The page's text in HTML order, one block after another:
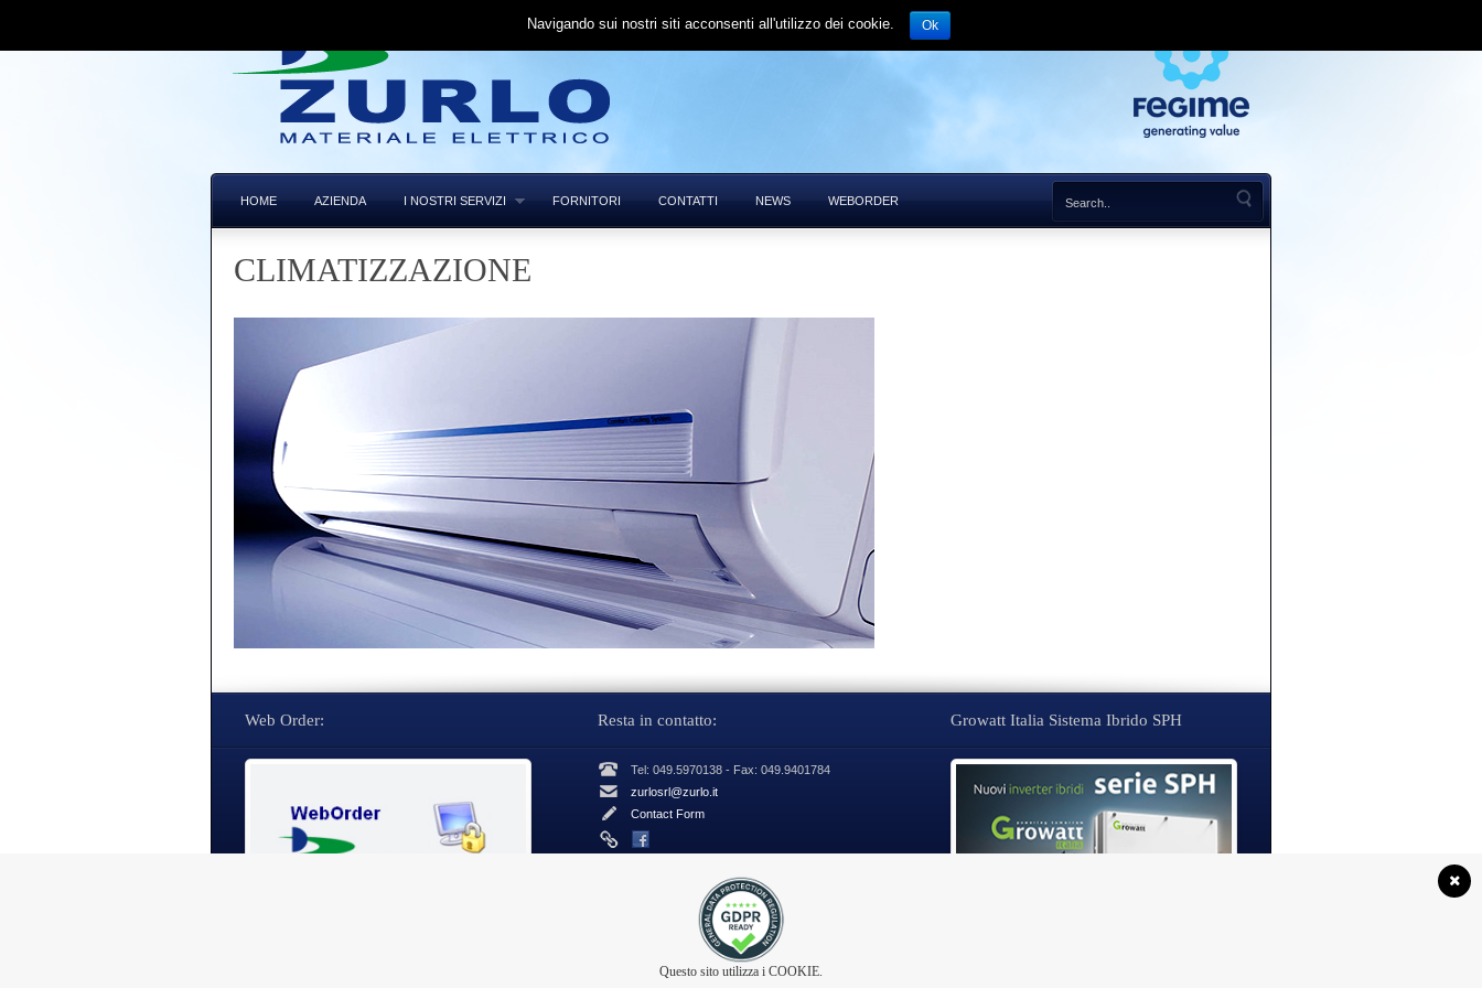
HOME AZIENDA I NOSTRI SERVIZI FORNITORI CONTATTI NEWS WEBORDER
CLIMATIZZAZIONE
Web Order: Resta in contatto:
Tel: 049.5970138 - Fax: 049.9401784
zurlosrl@zurlo.it
Contact Form
Growatt Italia Sistema Ibrido SPH
Questo sito utilizza i COOKIE.
Navigando sui nostri siti acconsenti all'utilizzo dei cookie. Ok